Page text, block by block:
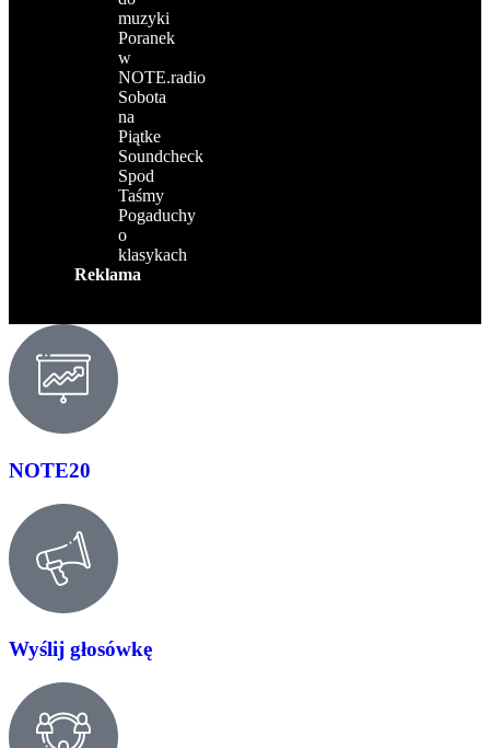
muzyki
Poranek
w
NOTE.radio
Sobota
na
Piątke
Soundcheck
Spod
Taśmy
Pogaduchy
o
klasykach
Reklama
NOTE20
Wyślij głosówkę